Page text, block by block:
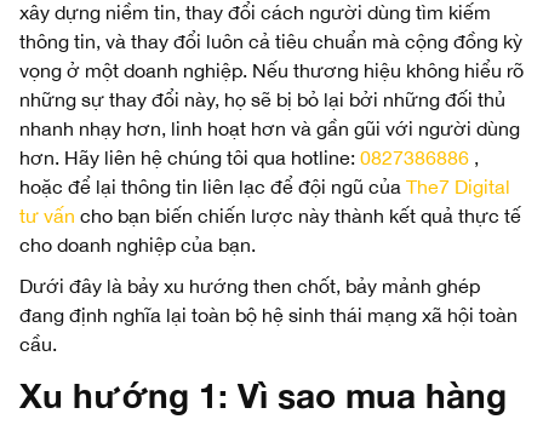
xây dựng niềm tin, thay đổi cách người dùng tìm kiếm
thông tin, và thay đổi luôn cả tiêu chuẩn mà cộng đồng kỳ
vọng ở một doanh nghiệp. Nếu thương hiệu không hiểu rõ
những sự thay đổi này, họ sẽ bị bỏ lại bởi những đối thủ
nhanh nhạy hơn, linh hoạt hơn và gần gũi với người dùng
hơn. Hãy liên hệ chúng tôi qua hotline: 0827386886 ,
hoặc để lại thông tin liên lạc để đội ngũ của The7 Digital
tư vấn cho bạn biến chiến lược này thành kết quả thực tế
cho doanh nghiệp của bạn.
Dưới đây là bảy xu hướng then chốt, bảy mảnh ghép
đang định nghĩa lại toàn bộ hệ sinh thái mạng xã hội toàn
cầu.
Xu hướng 1: Vì sao mua hàng